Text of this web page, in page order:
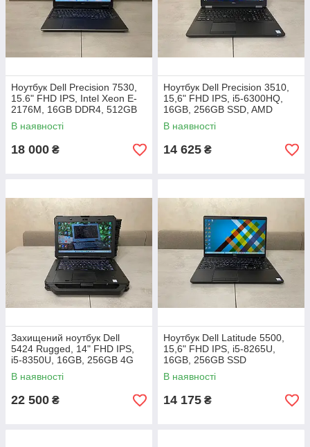
Ноутбук Dell Precision 7530,
15.6" FHD IPS, Intel Xeon E-
2176M, 16GB DDR4, 512GB
NVMe SSD, NVIDIA Quadro
P2000 4GB GDDR5
В наявності
18 000 ₴
Ноутбук Dell Precision 3510,
15,6" FHD IPS, i5-6300HQ,
16GB, 256GB SSD, AMD
FirePro 2GB
В наявності
14 625 ₴
Захищений ноутбук Dell
5424 Rugged, 14" FHD IPS,
i5-8350U, 16GB, 256GB 4G
LTE, GPS
В наявності
22 500 ₴
Ноутбук Dell Latitude 5500,
15,6" FHD IPS, i5-8265U,
16GB, 256GB SSD
В наявності
14 175 ₴